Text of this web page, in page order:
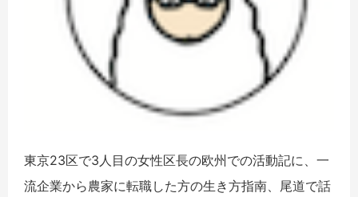
東京23区で3人目の女性区長の欧州での活動記に、一
流企業から農家に転職した方の生き方指南、尾道で話